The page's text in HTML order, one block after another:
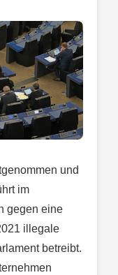
und
im
gegen eine
illegale
betreibt.